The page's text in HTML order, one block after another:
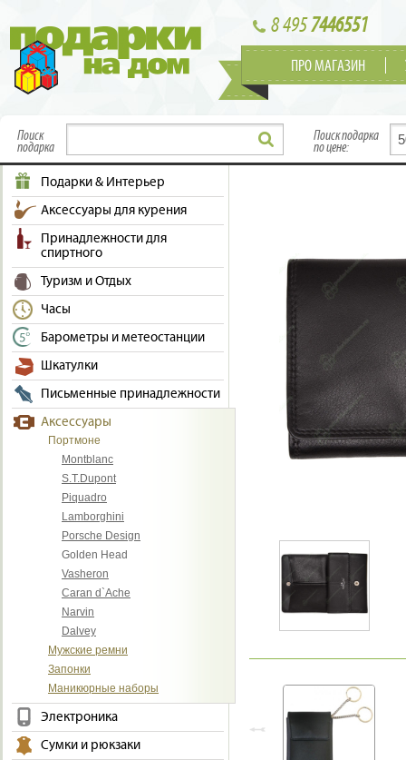
8 4957446551
ПРО МАГАЗИН
Поиск
подарка
Поиск подарка
по цене:
Подарки & Интерьер
Аксессуары для курения
Принадлежности для
спиртного
Туризм и Отдых
Часы
Барометры и метеостанции
Шкатулки
Письменные принадлежности
Аксессуары
Портмоне
Montblanc
S.T.Dupont
Piquadro
Lamborghini
Porsche Design
Golden Head
Vasheron
Caran d`Ache
Narvin
Dalvey
Мужские ремни
Запонки
Маникюрные наборы
Электроника
Сумки и рюкзаки